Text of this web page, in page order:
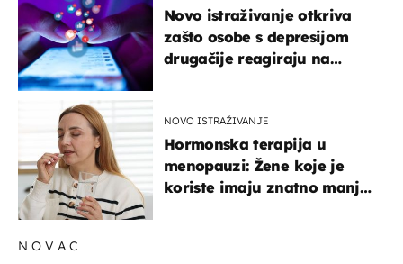
Novo istraživanje otkriva
zašto osobe s depresijom
drugačije reagiraju na
NOVO ISTRAŽIVANJE
Hormonska terapija u
menopauzi: Žene koje je
koriste imaju znatno manji
NOVAC